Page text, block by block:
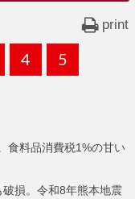
print
,
固
ー
ジ
4 ,
固
ー
ジ
5
食料品消費税1%の甘い
破損。令和8年熊本地震